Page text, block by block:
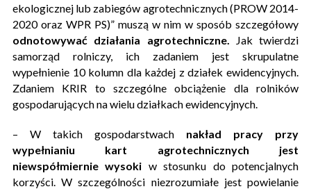
ekologicznej lub zabiegów agrotechnicznych (PROW 2014-
2020 oraz WPR PS)” muszą w nim w sposób szczegółowy
odnotowywać działania agrotechniczne. Jak twierdzi
samorząd rolniczy, ich zadaniem jest skrupulatne
wypełnienie 10 kolumn dla każdej z działek ewidencyjnych.
Zdaniem KRIR to szczególne obciążenie dla rolników
gospodarujących na wielu działkach ewidencyjnych.
– W takich gospodarstwach nakład pracy przy
wypełnianiu kart agrotechnicznych jest
niewspółmiernie wysoki w stosunku do potencjalnych
korzyści. W szczególności niezrozumiałe jest powielanie